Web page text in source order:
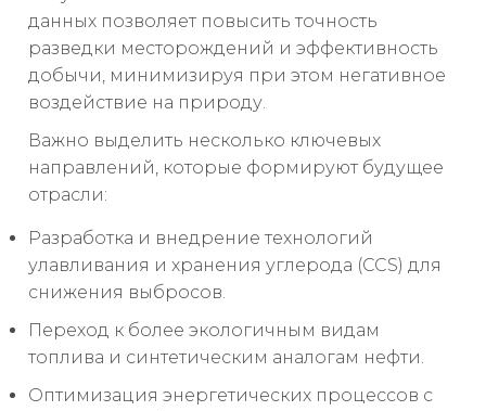
данных позволяет повысить точность
разведки месторождений и эффективность
добычи, минимизируя при этом негативное
воздействие на природу.
Важно выделить несколько ключевых
направлений, которые формируют будущее
отрасли:
Разработка и внедрение технологий
улавливания и хранения углерода (CCS) для
снижения выбросов.
Переход к более экологичным видам
топлива и синтетическим аналогам нефти.
Оптимизация энергетических процессов с